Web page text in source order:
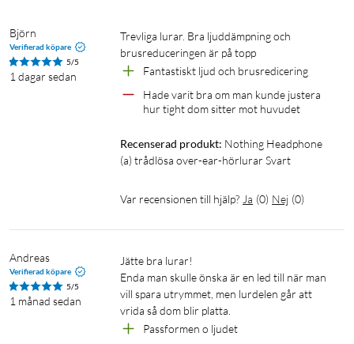
i poddar. Alla kontroller ger tydlig haptisk feedback.
Byggd för att hålla
Stålbyglar med metallgångjärn och en justeringsmekanism i
glasfiberförstärkt nylon ger stabilitet utan att tumma på
komforten. Huvudbygeln i flytande silikon anpassar sig efter
huvudet, och öronkuddar i memory foam sitter bekvämt även
Specifikationer
Typ: Over-ear, trådlös
Elementstorlek: 40 mm
Frekvenssvar: 20–40 000 Hz
Björn
Verifierad köpare
5/5
1 dagar sedan
Trevliga lurar. Bra ljuddämpning och
brusreduceringen är på topp
Fantastiskt ljud och brusredicering
Hade varit bra om man kunde justera
hur tight dom sitter mot huvudet
Recenserad produkt: Nothing Headphone
(a) trådlösa over-ear-hörlurar Svart
Var recensionen till hjälp? Ja (0) Nej (0)
Andreas
Verifierad köpare
5/5
1 månad sedan
Jätte bra lurar!
Enda man skulle önska är en led till när man
vill spara utrymmet, men lurdelen går att
vrida så dom blir platta.
Passformen o ljudet